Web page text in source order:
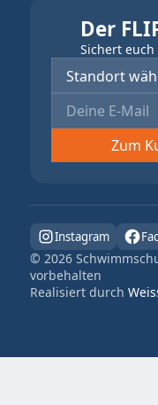
Der
Sichert
© 2026
vorbehalten
Realisiert durch
Instagram